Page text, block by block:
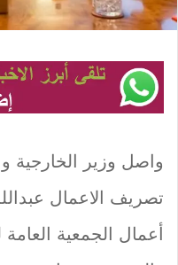
واصل وزير الخارجية
تصريف الاعمال
أعمال الجمعية